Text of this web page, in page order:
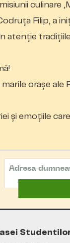
culinare
Filip, a
atenție
orașe ale
și emoțiile